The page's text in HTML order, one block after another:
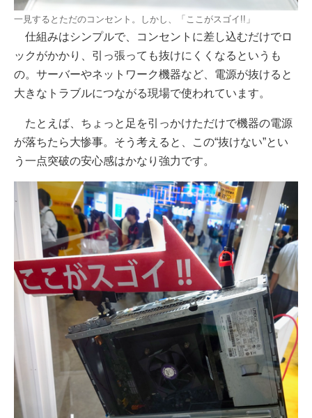
一見するとただのコンセント。しかし、「ここがスゴイ!!」
仕組みはシンプルで、コンセントに差し込むだけでロ
ックがかかり、引っ張っても抜けにくくなるというも
の。サーバーやネットワーク機器など、電源が抜けると
大きなトラブルにつながる現場で使われています。
たとえば、ちょっと足を引っかけただけで機器の電源
が落ちたら大惨事。そう考えると、この“抜けない”とい
う一点突破の安心感はかなり強力です。